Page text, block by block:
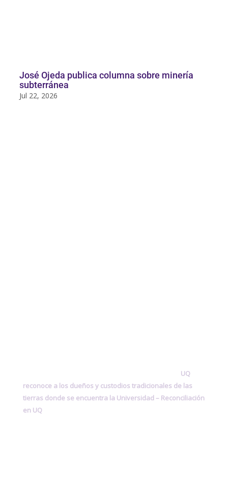
José Ojeda publica columna sobre minería
subterránea
Jul 22, 2026
UQ
reconoce a los dueños y custodios tradicionales de las
tierras donde se encuentra la Universidad – Reconciliación
en UQ